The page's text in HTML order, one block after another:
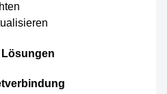
Lösungen